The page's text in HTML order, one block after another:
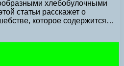
хлебобулочными
статьи расскажет о
которое содержится…